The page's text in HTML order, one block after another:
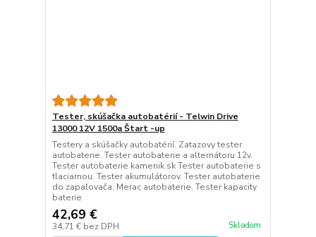
Tester, skúšačka autobatérií - Telwin Drive
13000 12V 1500a Štart -up
Testery a skúšačky autobatérií. Zatazovy tester
autobaterie. Tester autobaterie a alternátoru 12v.
Tester autobaterie kamenik.sk Tester autobaterie s
tlaciarnou. Tester akumulátorov. Tester autobaterie
do zapaľovača. Merac autobaterie. Tester kapacity
baterie
42,69 €
34,71 € bez DPH Skladom